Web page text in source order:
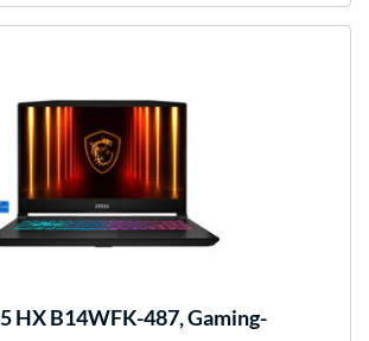
HX B14WFK-487, Gaming-